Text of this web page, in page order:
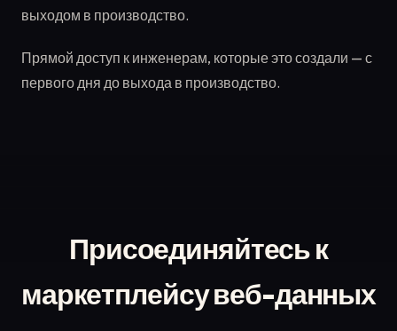
выходом в производство.
Прямой доступ к инженерам, которые это создали — с
первого дня до выхода в производство.
Присоединяйтесь к
маркетплейсу веб-данных